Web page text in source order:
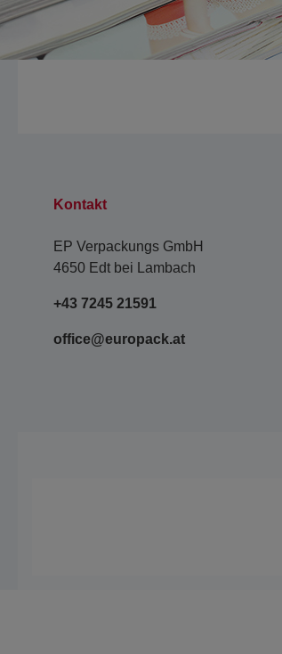
Kontakt
EP Verpackungs GmbH
4650 Edt bei Lambach
+43 7245 21591
office@europack.at